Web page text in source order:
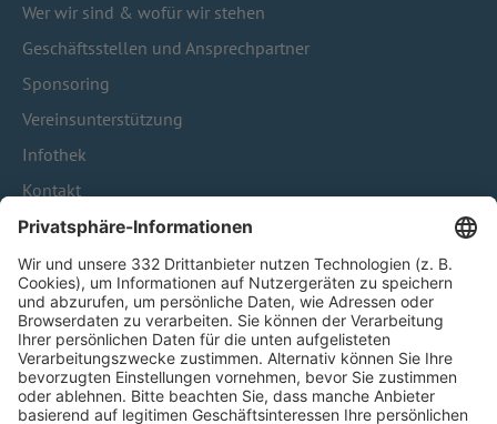
Wer wir sind & wofür wir stehen
Geschäftsstellen und Ansprechpartner
Sponsoring
Vereinsunterstützung
Infothek
Kontakt
HÄUFIG BESUCHTE SEITEN
Pässe und Vereinswechsel
Trainerausbildung
Schulungsangebot Vereinsmitarbeiter
BFV-Geschäftsstellen